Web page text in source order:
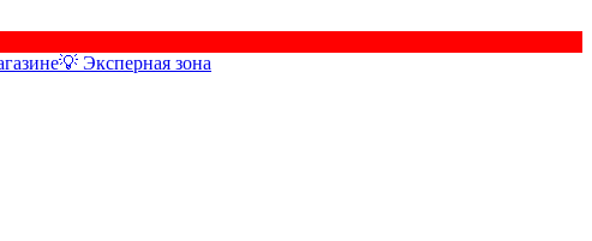
💡 Эксперная зона